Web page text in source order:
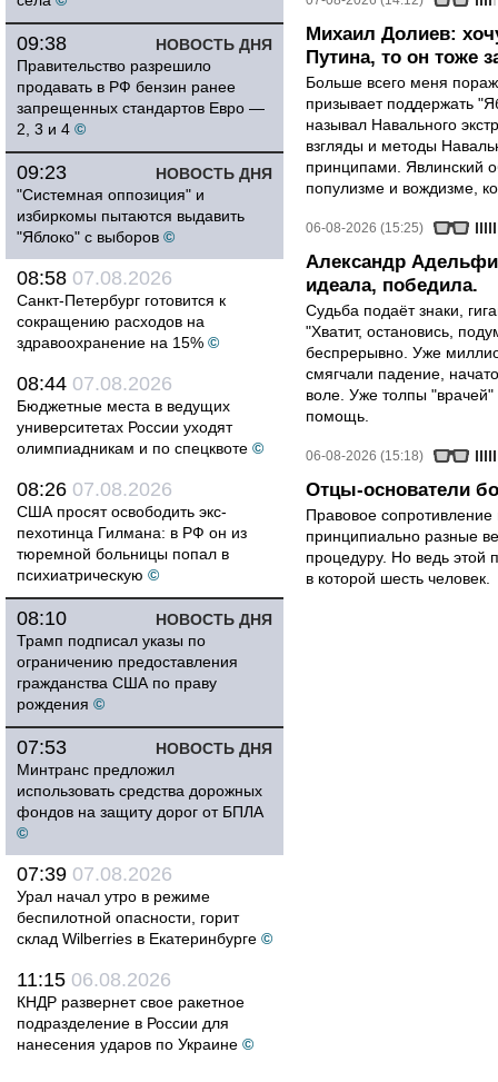
НОВОСТЬ ДНЯ
09:38
Правительство разрешило
продавать в РФ бензин ранее
запрещенных стандартов Евро —
2, 3 и 4 ©
НОВОСТЬ ДНЯ
09:23
"Системная оппозиция" и
избиркомы пытаются выдавить
"Яблоко" с выборов ©
08:58 07.08.2026
Санкт-Петербург готовится к
сокращению расходов на
здравоохранение на 15% ©
08:44 07.08.2026
Бюджетные места в ведущих
университетах России уходят
олимпиадникам и по спецквоте ©
08:26 07.08.2026
США просят освободить экс-
пехотинца Гилмана: в РФ он из
тюремной больницы попал в
психиатрическую ©
НОВОСТЬ ДНЯ
08:10
Трамп подписал указы по
ограничению предоставления
гражданства США по праву
рождения ©
НОВОСТЬ ДНЯ
07:53
Минтранс предложил
использовать средства дорожных
фондов на защиту дорог от БПЛА
©
07:39 07.08.2026
Урал начал утро в режиме
беспилотной опасности, горит
склад Wilberries в Екатеринбурге ©
11:15 06.08.2026
КНДР развернет свое ракетное
подразделение в России для
нанесения ударов по Украине ©
Михаил Долиев:
Путина, то он тоже
Больше всего меня
призывает поддержать
называл Навального
взгляды и методы
принципами. Явлинский
популизме и вождизме,
06-08-2026 (15:25)
Александр
идеала, победила.
Судьба подаёт знаки,
"Хватит, остановись,
беспрерывно. Уже
смягчали падение,
воле. Уже толпы
помощь.
06-08-2026 (15:18)
Отцы-основатели
Правовое
принципиально разные
процедуру. Но ведь этой
в которой шесть человек.